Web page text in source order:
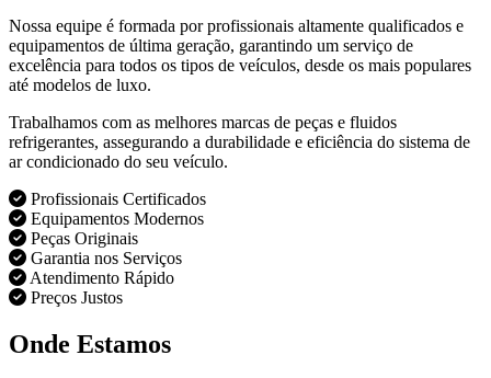
Nossa equipe é formada por profissionais altamente qualificados e
equipamentos de última geração, garantindo um serviço de
excelência para todos os tipos de veículos, desde os mais populares
até modelos de luxo.
Trabalhamos com as melhores marcas de peças e fluidos
refrigerantes, assegurando a durabilidade e eficiência do sistema de
ar condicionado do seu veículo.
Profissionais Certificados
Equipamentos Modernos
Peças Originais
Garantia nos Serviços
Atendimento Rápido
Preços Justos
Onde Estamos